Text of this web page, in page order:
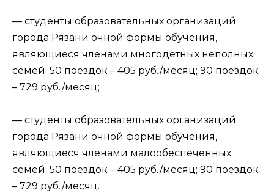
— студенты образовательных организаций
города Рязани очной формы обучения,
являющиеся членами многодетных неполных
семей: 50 поездок – 405 руб./месяц; 90 поездок
– 729 руб./месяц;
— студенты образовательных организаций
города Рязани очной формы обучения,
являющиеся членами малообеспеченных
семей: 50 поездок – 405 руб./месяц; 90 поездок
– 729 руб./месяц.